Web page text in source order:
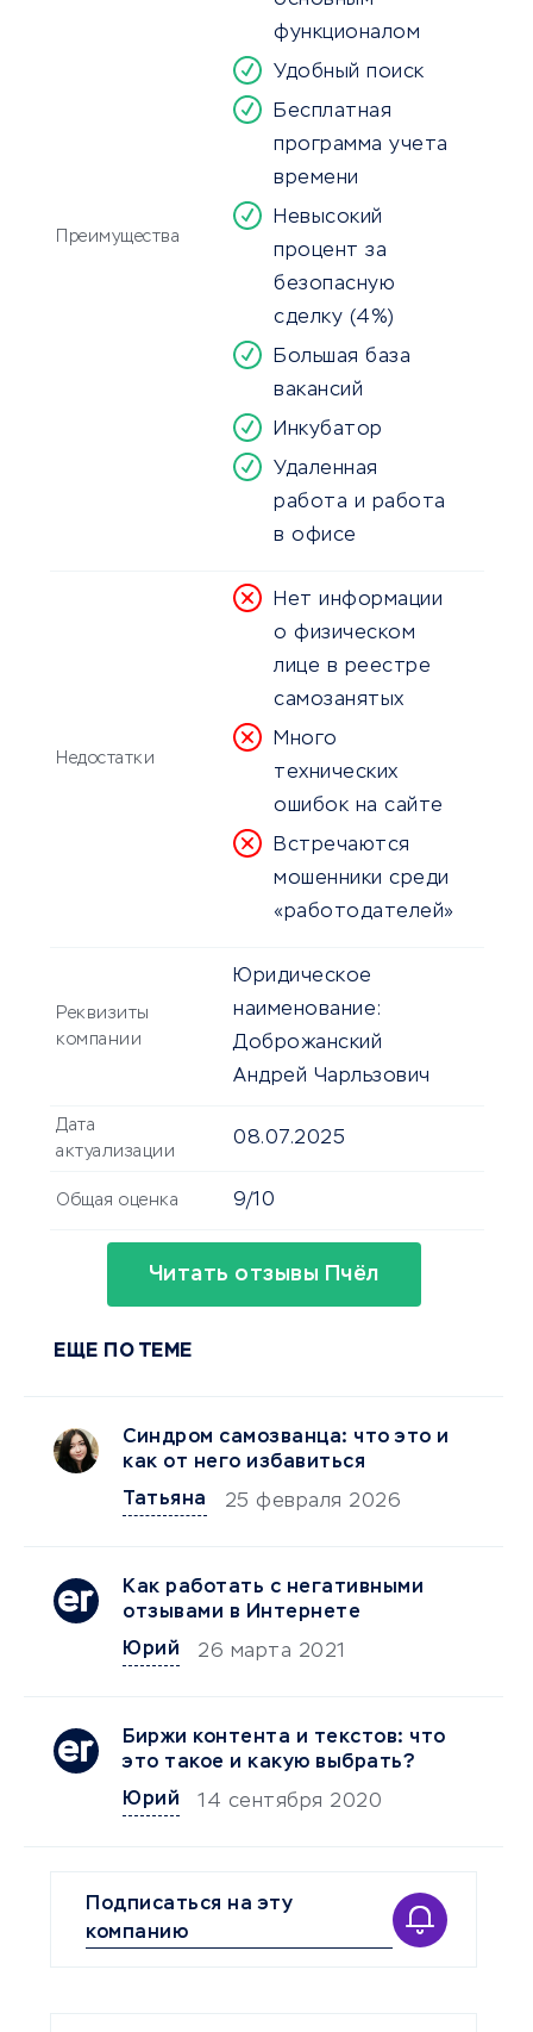
Преимущества
функционалом
Удобный поиск
Бесплатная
программа учета
времени
Невысокий
процент за
безопасную
сделку (4%)
Большая база
вакансий
Инкубатор
Удаленная
работа и работа
в офисе
Недостатки
Нет информации
о физическом
лице в реестре
самозанятых
Много
технических
ошибок на сайте
Встречаются
мошенники среди
«работодателей»
Реквизиты
компании
Юридическое
наименование:
Доброжанский
Андрей Чарльзович
Дата
актуализации
08.07.2025
Общая оценка 9/10
Читать отзывы Пчёл
ЕЩЕ ПО ТЕМЕ
Синдром самозванца: что это и
как от него избавиться
Татьяна
25 февраля 2026
Как работать с негативными
отзывами в Интернете
Юрий
26 марта 2021
Биржи контента и текстов: что
это такое и какую выбрать?
Юрий
14 сентября 2020
Подписаться на эту
компанию